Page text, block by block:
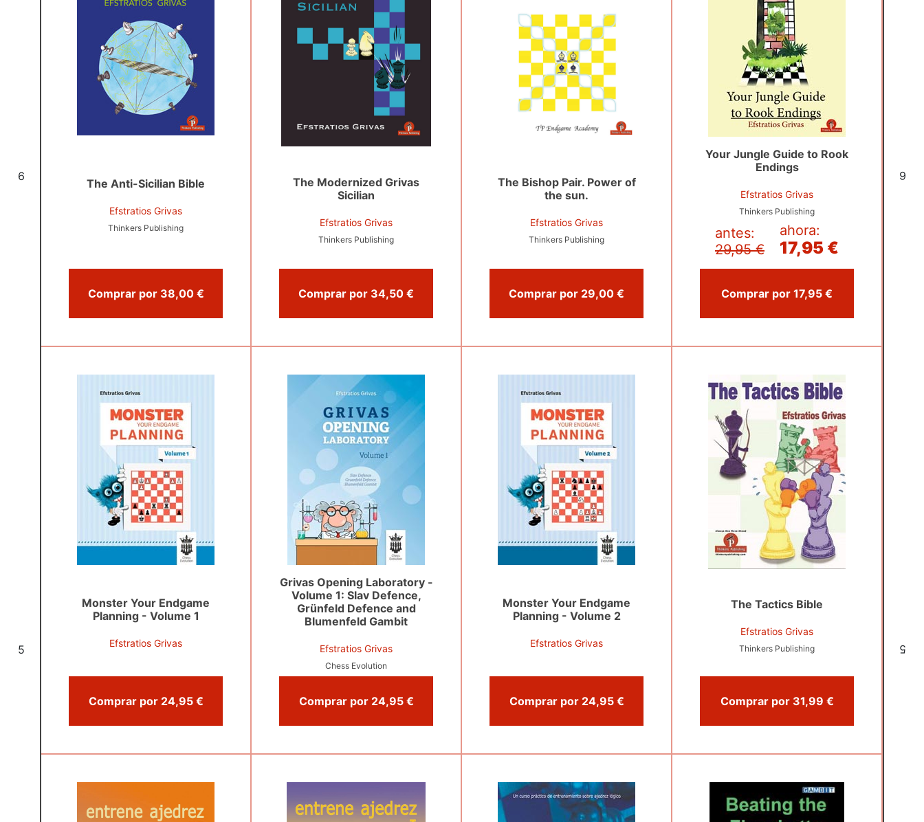
6
5
6
5
The Anti-Sicilian Bible
Efstratios Grivas
Thinkers Publishing
Comprar por 38,00 €
The Modernized Grivas
Sicilian
Efstratios Grivas
Thinkers Publishing
Comprar por 34,50 €
The Bishop Pair. Power of
the sun.
Efstratios Grivas
Thinkers Publishing
Comprar por 29,00 €
Your Jungle Guide to Rook
Endings
Efstratios Grivas
Thinkers Publishing
antes:
29,95 €
ahora:
17,95 €
Comprar por 17,95 €
Monster Your Endgame
Planning - Volume 1
Efstratios Grivas
Comprar por 24,95 €
Grivas Opening Laboratory -
Volume 1: Slav Defence,
Grünfeld Defence and
Blumenfeld Gambit
Efstratios Grivas
Chess Evolution
Comprar por 24,95 €
Monster Your Endgame
Planning - Volume 2
Efstratios Grivas
Comprar por 24,95 €
The Tactics Bible
Efstratios Grivas
Thinkers Publishing
Comprar por 31,99 €